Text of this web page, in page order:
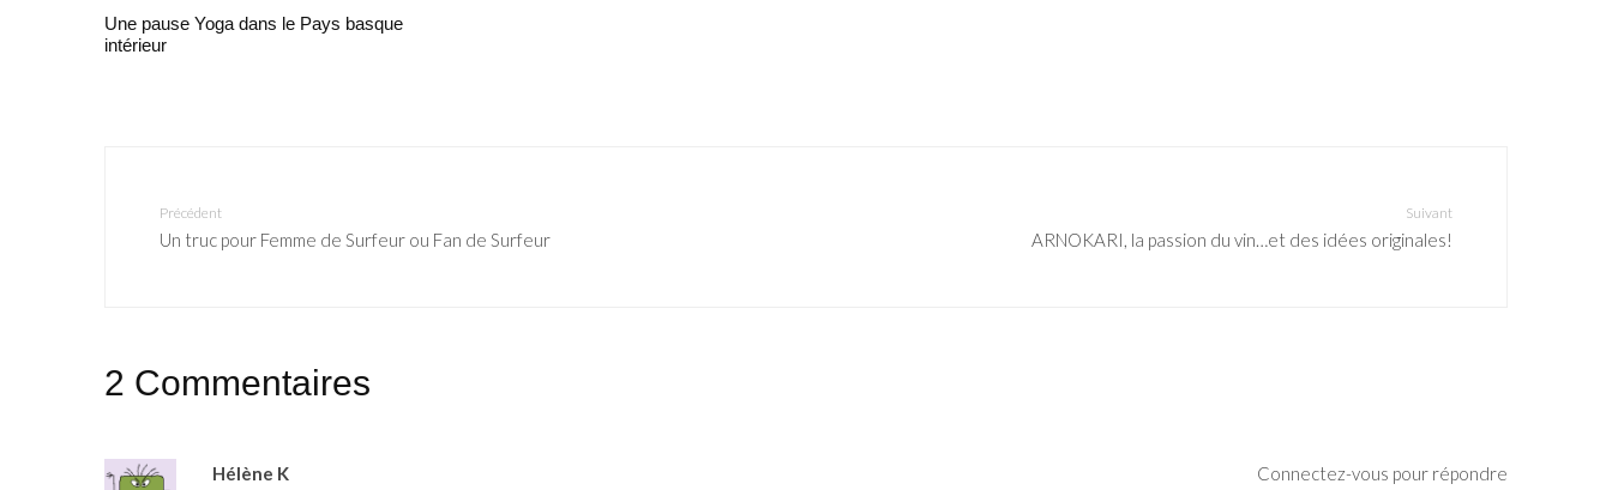
Une pause Yoga dans le Pays basque
intérieur
Précédent
Un truc pour Femme de Surfeur ou Fan de Surfeur
Suivant
ARNOKARI, la passion du vin…et des idées originales!
2 Commentaires
Hélène K Connectez-vous pour répondre